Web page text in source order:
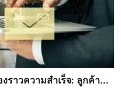
งราวความสำเร็จ: ลูกค้า...